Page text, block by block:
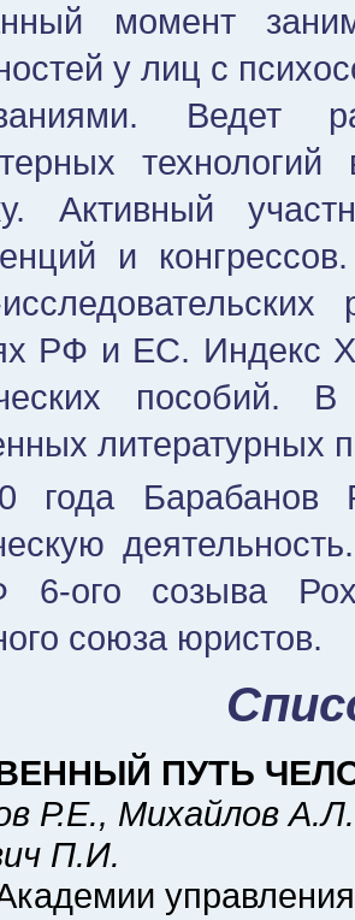
момент
у лиц с
Ведет
Активный
и
РФ и ЕС. Индекс
пособий.
литературных
года Барабанов
ого созыва
союза юристов.
ПУТЬ
Р.Е., Михайлов
П.И.